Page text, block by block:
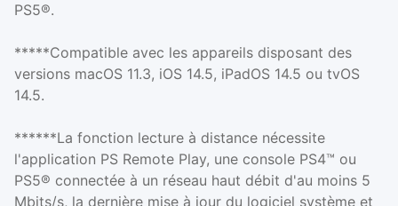
PS5®.
*****Compatible avec les appareils disposant des
versions macOS 11.3, iOS 14.5, iPadOS 14.5 ou tvOS
14.5.
******La fonction lecture à distance nécessite
l'application PS Remote Play, une console PS4™ ou
PS5® connectée à un réseau haut débit d'au moins 5
Mbits/s, la dernière mise à jour du logiciel système et